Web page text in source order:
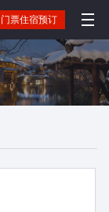
门票住宿预订